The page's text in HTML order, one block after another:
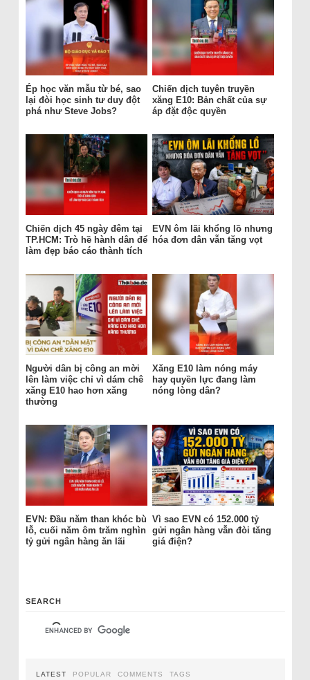
Ép học văn mẫu từ bé, sao
lại đòi học sinh tư duy đột
phá như Steve Jobs?
Chiến dịch tuyên truyền
xăng E10: Bản chất của sự
áp đặt độc quyền
Chiến dịch 45 ngày đêm tại
TP.HCM: Trò hề hành dân để
làm đẹp báo cáo thành tích
EVN ôm lãi khổng lồ nhưng
hóa đơn dân vẫn tăng vọt
Người dân bị công an mời
lên làm việc chỉ vì dám chê
xăng E10 hao hơn xăng
thường
Xăng E10 làm nóng máy
hay quyền lực đang làm
nóng lòng dân?
EVN: Đầu năm than khóc bù
lỗ, cuối năm ôm trăm nghìn
tỷ gửi ngân hàng ăn lãi
Vì sao EVN có 152.000 tỷ
gửi ngân hàng vẫn đòi tăng
giá điện?
SEARCH
LATEST POPULAR COMMENTS TAGS